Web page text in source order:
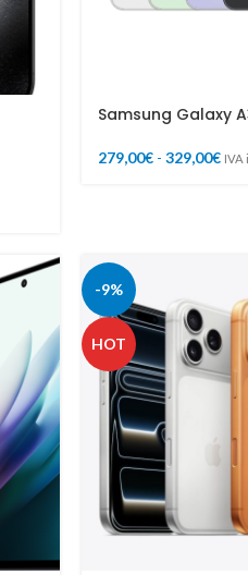
Samsung Galaxy
279,00€ - 329,00€ IVA
-9%
HOT